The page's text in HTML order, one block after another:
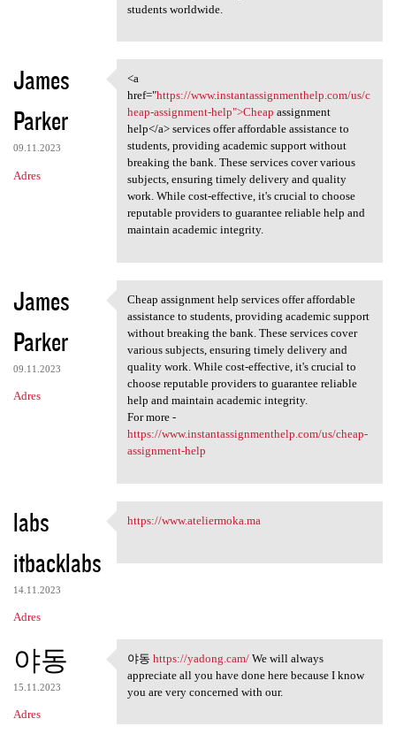
students worldwide.
James
Parker
09.11.2023
Adres
<a href="https://www
<a
href="https://www.instantassignmenthelp.com/us/c
heap-assignment-help">Cheap assignment
help</a> services offer affordable assistance to
students, providing academic support without
breaking the bank. These services cover various
subjects, ensuring timely delivery and quality
work. While cost-effective, it's crucial to choose
reputable providers to guarantee reliable help and
maintain academic integrity.
James
Parker
09.11.2023
Adres
Cheap assignment help
Cheap assignment help services offer affordable
assistance to students, providing academic support
without breaking the bank. These services cover
various subjects, ensuring timely delivery and
quality work. While cost-effective, it's crucial to
choose reputable providers to guarantee reliable
help and maintain academic integrity.
For more -
https://www.instantassignmenthelp.com/us/cheap-
assignment-help
labs
itbacklabs
14.11.2023
Adres
https://www.ateliermoka.ma
https://www.ateliermoka.ma
야동
15.11.2023
Adres
야동 https://yadong.cam/ We
야동 https://yadong.cam/We will always
appreciate all you have done here because I know
you are very concerned with our.